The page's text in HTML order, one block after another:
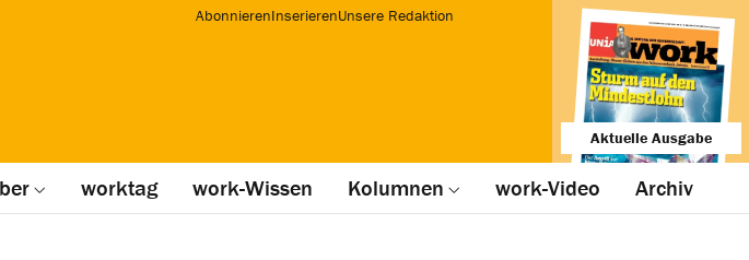
AbonnierenInserierenUnsere Redaktion
Aktuelle Ausgabe
worktag work-Wissen Kolumnen work-Video Archiv